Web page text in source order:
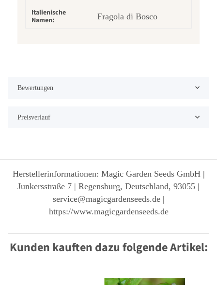
Italienische
Namen:
Fragola di Bosco
Bewertungen
Preisverlauf
Herstellerinformationen: Magic Garden Seeds GmbH |
Junkersstraße 7 | Regensburg, Deutschland, 93055 |
service@magicgardenseeds.de |
https://www.magicgardenseeds.de
Kunden kauften dazu folgende Artikel: